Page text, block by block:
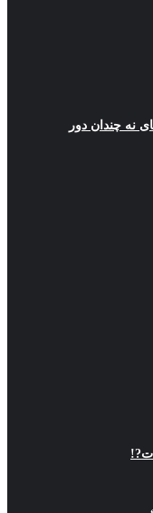
نه چندان دور